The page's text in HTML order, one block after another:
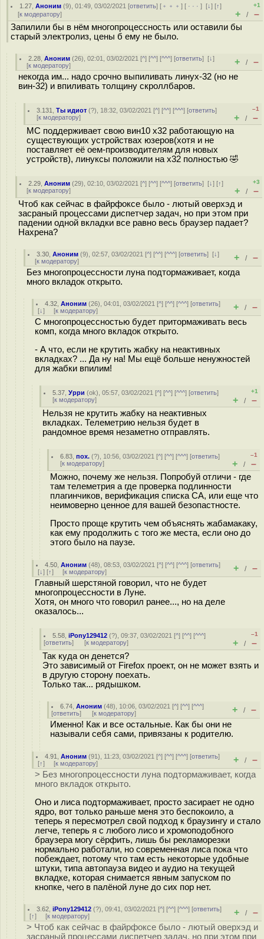
1.27 ,Аноним (9), 01:49, 03/02/2021 [ответить] [ ﹢﹢﹢] [ · · ·][↓] [↑]
[к модератору]
+1
+ / –
Запилили бы в нём многопроцессность или оставили бы
старый электролиз, цены б ему не было.
2.28 ,Аноним (26), 02:01, 03/02/2021 [^] [^^] [^^^] [ответить][↓]
[к модератору] + / –
некогда им... надо срочно выпиливать линух-32 (но не
вин-32) и впиливать толщину скроллбаров.
3.131 ,Ты идиот (?), 18:32, 03/02/2021 [^] [^^] [^^^] [ответить]
[к модератору]
–1
+ / –
МС поддерживает свою вин10 х32 работающую на
существующих устройствах юзеров(хотя и не
поставляет её оем-производителям для новых
устройств), линуксы положили на х32 полностью 🤣
2.29 ,Аноним (29), 02:10, 03/02/2021 [^] [^^] [^^^] [ответить][↓] [↑]
[к модератору]
+3
+ / –
Чтоб как сейчас в файрфоксе было - лютый оверхэд и
засраный процессами диспетчер задач, но при этом при
падении одной вкладки все равно весь браузер падает?
Нахрена?
3.30 ,Аноним (9), 02:57, 03/02/2021 [^] [^^] [^^^] [ответить][↓]
[к модератору] + / –
Без многопроцессности луна подтормаживает, когда
много вкладок открыто.
4.32 ,Аноним (26), 04:01, 03/02/2021 [^] [^^] [^^^] [ответить]
[↓] [к модератору] + / –
С многопроцессностью будет притормаживать весь
комп, когда много вкладок открыто.
- А что, если не крутить жабку на неактивных
вкладках? ... Да ну на! Мы ещё больше ненужностей
для жабки впилим!
5.37 ,Урри (ok), 05:57, 03/02/2021 [^] [^^] [^^^] [ответить]
[к модератору]
+1
+ / –
Нельзя не крутить жабку на неактивных
вкладках. Телеметрию нельзя будет в
рандомное время незаметно отправлять.
6.83 ,пох. (?), 10:56, 03/02/2021 [^] [^^] [^^^] [ответить]
[к модератору]
–1
+ / –
Можно, почему же нельзя. Попробуй отличи - где
там телеметрия а где проверка подлинности
плагинчиков, верификация списка CA, или еще что
неимоверно ценное для вашей безопастносте.
Просто проще крутить чем объяснять жабамакаку,
как ему продолжить с того же места, если оно до
этого было на паузе.
4.50 ,Аноним (48), 08:53, 03/02/2021 [^] [^^] [^^^] [ответить]
[↓] [↑] [к модератору] + / –
Главный шерстяной говорил, что не будет
многопроцессности в Луне.
Хотя, он много что говорил ранее..., но на деле
оказалось...
5.58 ,iPony129412 (?), 09:37, 03/02/2021 [^] [^^] [^^^]
[ответить] [к модератору]
–1
+ / –
Так куда он денется?
Это зависимый от Firefox проект, он не может взять и
в другую сторону поехать.
Только так... рядышком.
6.74 ,Аноним (48), 10:06, 03/02/2021 [^] [^^] [^^^]
[ответить] [к модератору] + / –
Именно! Как и все остальные. Как бы они не
называли себя сами, привязаны к родителю.
4.91 ,Аноним (91), 11:23, 03/02/2021 [^] [^^] [^^^] [ответить]
[↑] [к модератору] + / –
> Без многопроцессности луна подтормаживает, когда
много вкладок открыто.
Оно и лиса подтормаживает, просто засирает не одно
ядро, вот только раньше меня это беспокоило, а
теперь я пересмотрел свой подход к браузингу и стало
легче, теперь я с любого лисо и хромоподобного
браузера могу сёрфить, лишь бы рекламорезки
нормально работали, но современная лиса пока что
побеждает, потому что там есть некоторые удобные
штуки, типа автопауза видео и аудио на текущей
вкладке, которая снимается явным запуском по
кнопке, чего в палёной луне до сих пор нет.
3.62 ,iPony129412 (?), 09:41, 03/02/2021 [^] [^^] [^^^] [ответить]
[↑] [к модератору] + / –
> Чтоб как сейчас в файрфоксе было - лютый оверхэд и
засраный процессами диспетчер задач, но при этом при